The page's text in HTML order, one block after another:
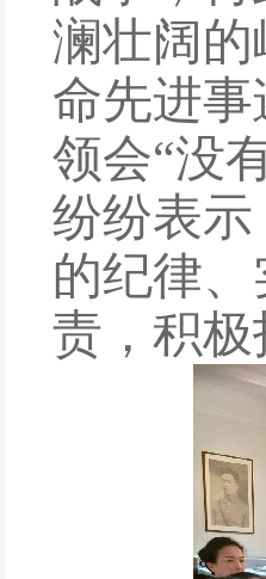
澜壮阔的
命先进事
领会“没
纷纷表
的纪律
责，积